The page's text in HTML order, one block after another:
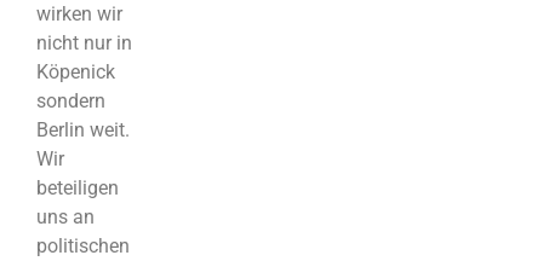
wirken wir
nicht nur in
Köpenick
sondern
Berlin weit.
Wir
beteiligen
uns an
politischen